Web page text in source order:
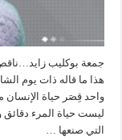
جمعة بوكليب
هذا ما قاله ذات يوم
واحد قِصَر حياة الإنسان
ليست حياة المرء
التي صنعها …